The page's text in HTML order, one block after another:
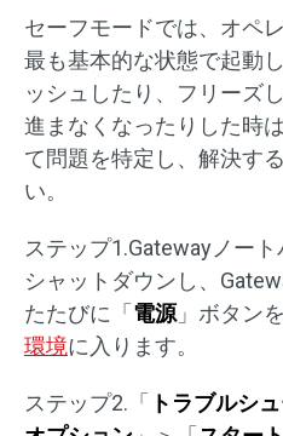
セーフモードでは、オペ
最も基本的な状態で起動
ッシュしたり、フリーズ
進まなくなったりした時
て問題を特定し、解決す
い。
ステップ1.Gatewayノー
シャットダウンし、
たたびに「 電源 」ボタン
環境に入ります。
ステップ2.「 トラブルシ